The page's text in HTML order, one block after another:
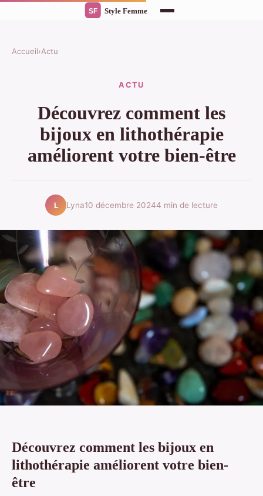
Accueil›Actu
ACTU
Découvrez comment les
bijoux en lithothérapie
améliorent votre bien-être
L Lyna10 décembre 20244 min de lecture
Découvrez comment les bijoux en
lithothérapie améliorent votre bien-
être